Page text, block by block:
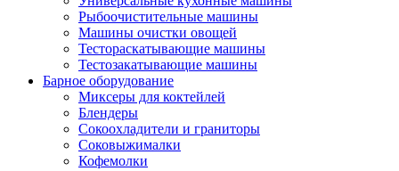
Рыбоочистительные машины
Машины очистки овощей
Тестораскатывающие машины
Тестозакатывающие машины
Барное оборудование
Миксеры для коктейлей
Блендеры
Сокоохладители и граниторы
Соковыжималки
Кофемолки